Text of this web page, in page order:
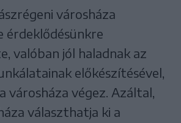
városháza
érdeklődésünkre
valóban jól haladnak az
előkészítésével,
városháza végez. Azáltal,
választhatja ki a